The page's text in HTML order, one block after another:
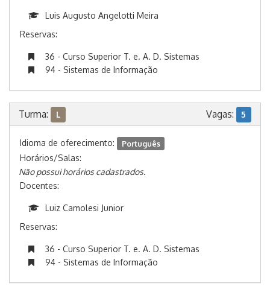
Luis Augusto Angelotti Meira
Reservas:
36 - Curso Superior T. e. A. D. Sistemas
94 - Sistemas de Informação
Turma: L Vagas: 5
Idioma de oferecimento: Português
Horários/Salas:
Não possui horários cadastrados.
Docentes:
Luiz Camolesi Junior
Reservas:
36 - Curso Superior T. e. A. D. Sistemas
94 - Sistemas de Informação